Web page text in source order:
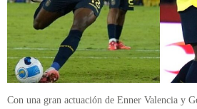
Con una gran actuación de Enner Valencia y